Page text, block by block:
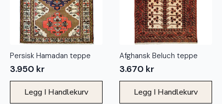
Persisk Hamadan teppe
3.950 kr
Legg I Handlekurv
Afghansk Beluch teppe
3.670 kr
Legg I Handlekurv